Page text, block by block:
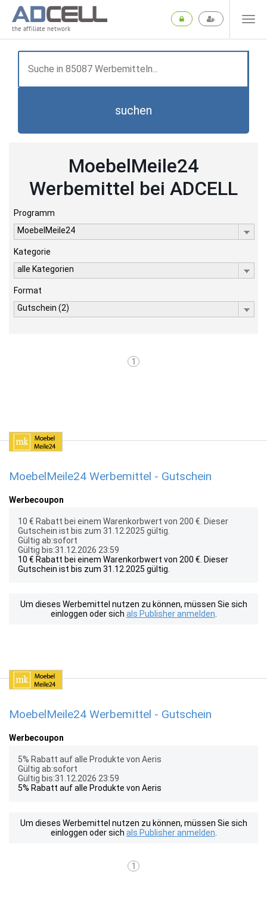
the affiliate network
suchen
MoebelMeile24
Werbemittel bei ADCELL
Programm
MoebelMeile24
Kategorie
alle Kategorien
Format
Gutschein (2)
1
MoebelMeile24 Werbemittel - Gutschein
Werbecoupon
10 € Rabatt bei einem Warenkorbwert von 200 €. Dieser
Gutschein ist bis zum 31.12.2025 gültig.
Gültig ab:sofort
Gültig bis:31.12.2026 23:59
10 € Rabatt bei einem Warenkorbwert von 200 €. Dieser
Gutschein ist bis zum 31.12.2025 gültig.
Um dieses Werbemittel nutzen zu können, müssen Sie sich
einloggen oder sich als Publisher anmelden
MoebelMeile24 Werbemittel - Gutschein
Werbecoupon
5% Rabatt auf alle Produkte von Aeris
Gültig ab:sofort
Gültig bis:31.12.2026 23:59
5% Rabatt auf alle Produkte von Aeris
Um dieses Werbemittel nutzen zu können, müssen Sie sich
einloggen oder sich als Publisher anmelden
1